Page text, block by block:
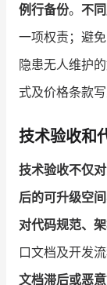
例行备份。 不
一项权责；避
隐患无人维护
式及价格条款
技术验收和
技术验收不仅
后的可升级空
对代码规范、
口文档及开发流
文档滞后或恶